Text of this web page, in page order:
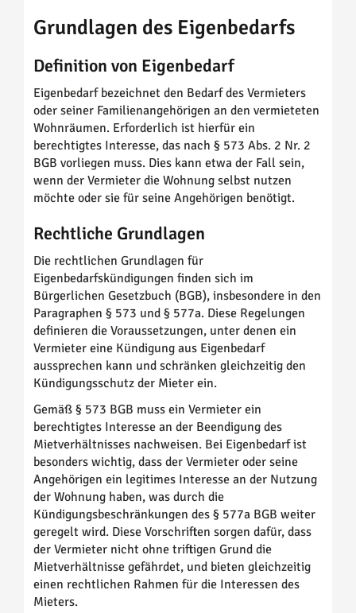
Grundlagen des Eigenbedarfs
Definition von Eigenbedarf
Eigenbedarf bezeichnet den Bedarf des Vermieters
oder seiner Familienangehörigen an den vermieteten
Wohnräumen. Erforderlich ist hierfür ein
berechtigtes Interesse, das nach § 573 Abs. 2 Nr. 2
BGB vorliegen muss. Dies kann etwa der Fall sein,
wenn der Vermieter die Wohnung selbst nutzen
möchte oder sie für seine Angehörigen benötigt.
Rechtliche Grundlagen
Die rechtlichen Grundlagen für
Eigenbedarfskündigungen finden sich im
Bürgerlichen Gesetzbuch (BGB), insbesondere in den
Paragraphen § 573 und § 577a. Diese Regelungen
definieren die Voraussetzungen, unter denen ein
Vermieter eine Kündigung aus Eigenbedarf
aussprechen kann und schränken gleichzeitig den
Kündigungsschutz der Mieter ein.
Gemäß § 573 BGB muss ein Vermieter ein
berechtigtes Interesse an der Beendigung des
Mietverhältnisses nachweisen. Bei Eigenbedarf ist
besonders wichtig, dass der Vermieter oder seine
Angehörigen ein legitimes Interesse an der Nutzung
der Wohnung haben, was durch die
Kündigungsbeschränkungen des § 577a BGB weiter
geregelt wird. Diese Vorschriften sorgen dafür, dass
der Vermieter nicht ohne triftigen Grund die
Mietverhältnisse gefährdet, und bieten gleichzeitig
einen rechtlichen Rahmen für die Interessen des
Mieters.